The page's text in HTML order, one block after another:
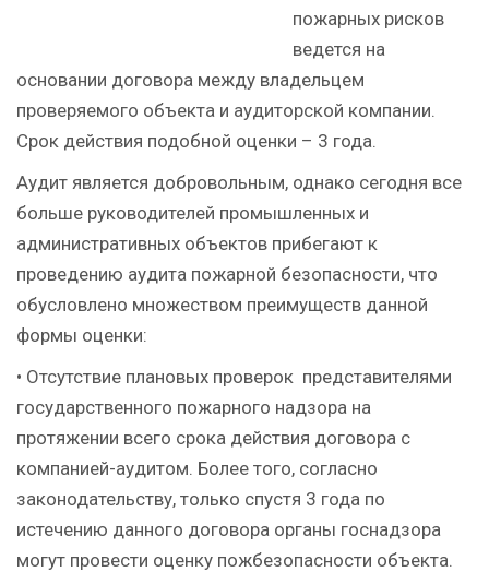
пожарных рисков
ведется на
основании договора между владельцем
проверяемого объекта и аудиторской компании.
Срок действия подобной оценки – 3 года.
Аудит является добровольным, однако сегодня все
больше руководителей промышленных и
административных объектов прибегают к
проведению аудита пожарной безопасности, что
обусловлено множеством преимуществ данной
формы оценки:
• Отсутствие плановых проверок представителями
государственного пожарного надзора на
протяжении всего срока действия договора с
компанией-аудитом. Более того, согласно
законодательству, только спустя 3 года по
истечению данного договора органы госнадзора
могут провести оценку пожбезопасности объекта.